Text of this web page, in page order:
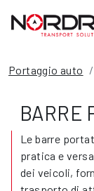
Portaggio auto
BARRE
Le barre
pratica e
dei veicoli,